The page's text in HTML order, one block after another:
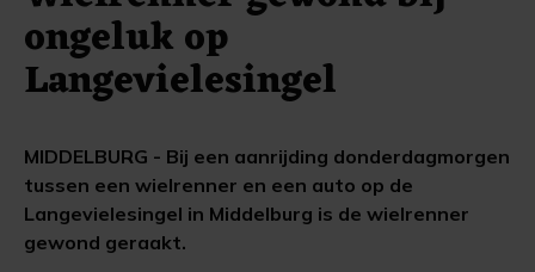
ongeluk op
Langevielesingel
MIDDELBURG - Bij een aanrijding donderdagmorgen
tussen een wielrenner en een auto op de
Langevielesingel in Middelburg is de wielrenner
gewond geraakt.